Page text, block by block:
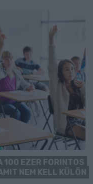
100 EZER FORINTOS
NEM KELL KÜLÖN